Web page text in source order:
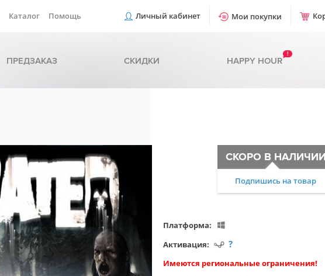
Каталог Помощь Личный кабинет Мои покупки
ПРЕДЗАКАЗ СКИДКИ HAPPY HOUR
!
СКОРО В НАЛИЧИИ
Подпишись на товар
Платформа:
Активация:
?
Имеются региональные ограничения!